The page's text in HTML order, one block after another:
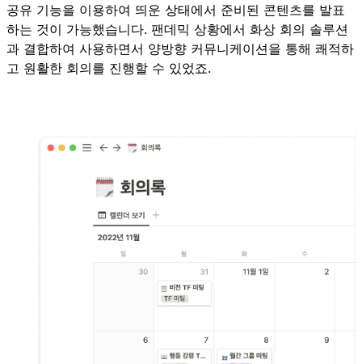
공유 기능을 이용하여 띄운 상태에서 준비된 콘텐츠를 발표
하는 것이 가능했습니다. 팬데믹 상황에서 화상 회의 솔루션
과 결합하여 사용하면서 양방향 커뮤니케이션을 통해 쾌적하
고 원활한 회의를 진행할 수 있었죠.